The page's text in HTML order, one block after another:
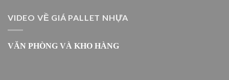
VIDEO VỀ GIÁ PALLET NHỰA
VĂN PHÒNG VÀ KHO HÀNG